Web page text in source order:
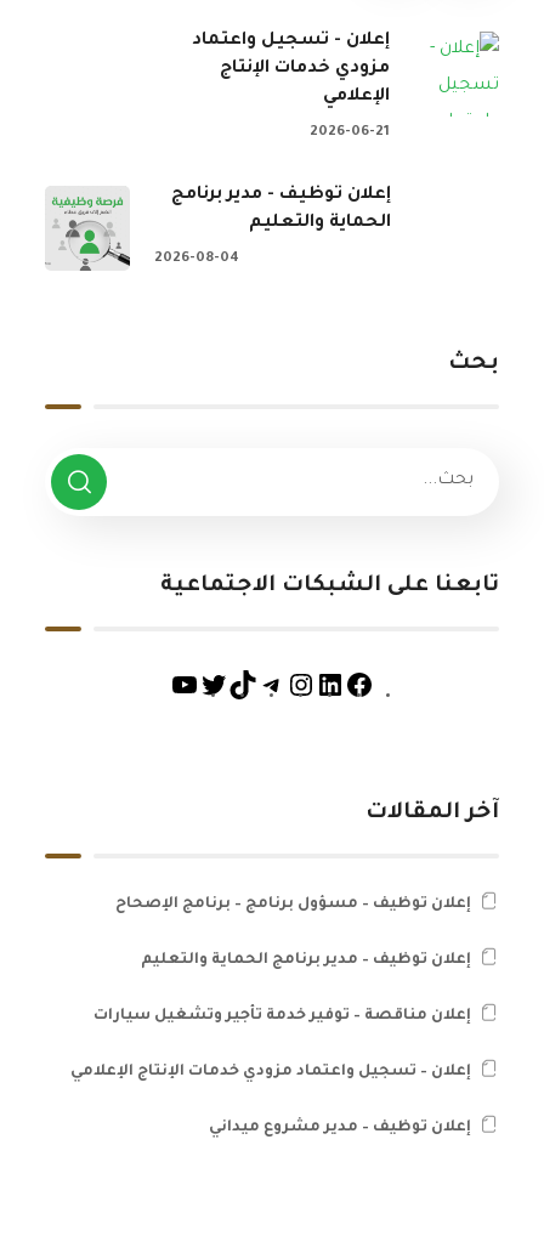
إعلان - تسجيل واعتماد
مزودي خدمات الإنتاج
الإعلامي
2026-06-21
إعلان توظيف - مدير برنامج
الحماية والتعليم
2026-08-04
بحث
تابعنا على الشبكات الاجتماعية
آخر المقالات
إعلان توظيف – مسؤول برنامج – برنامج الإصحاح
إعلان توظيف – مدير برنامج الحماية والتعليم
إعلان مناقصة – توفير خدمة تأجير وتشغيل سيارات
إعلان – تسجيل واعتماد مزودي خدمات الإنتاج الإعلامي
إعلان توظيف – مدير مشروع ميداني